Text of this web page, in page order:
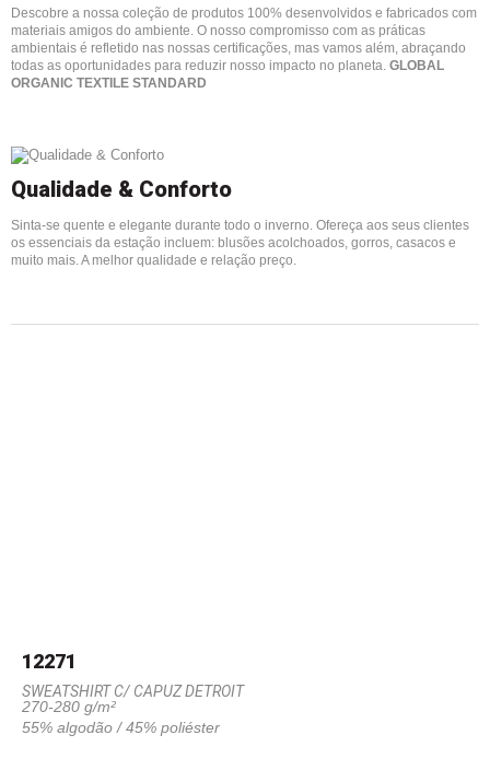
Descobre a nossa coleção de produtos 100% desenvolvidos e fabricados com
materiais amigos do ambiente. O nosso compromisso com as práticas
ambientais é refletido nas nossas certificações, mas vamos além, abraçando
todas as oportunidades para reduzir nosso impacto no planeta. GLOBAL
ORGANIC TEXTILE STANDARD
Qualidade & Conforto
Sinta-se quente e elegante durante todo o inverno. Ofereça aos seus clientes
os essenciais da estação incluem: blusões acolchoados, gorros, casacos e
muito mais. A melhor qualidade e relação preço.
12271
SWEATSHIRT C/ CAPUZ DETROIT
270-280 g/m²
55% algodão / 45% poliéster